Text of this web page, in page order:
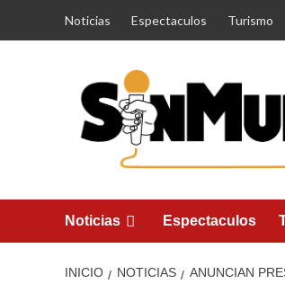
Noticias Espectaculos Turismo
Noticias Espectaculos
INICIO NOTICIAS ANUNCIAN